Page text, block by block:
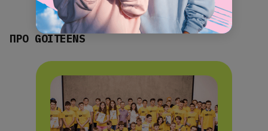
ПРО GOITEENS